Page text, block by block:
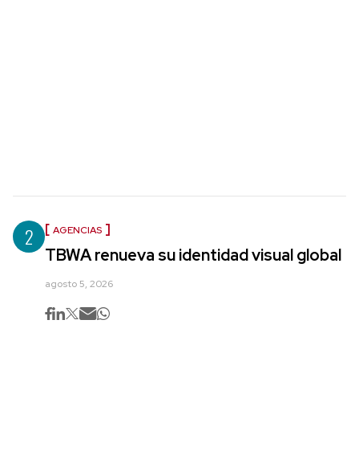
2 AGENCIAS
TBWA renueva su identidad visual global
agosto 5, 2026